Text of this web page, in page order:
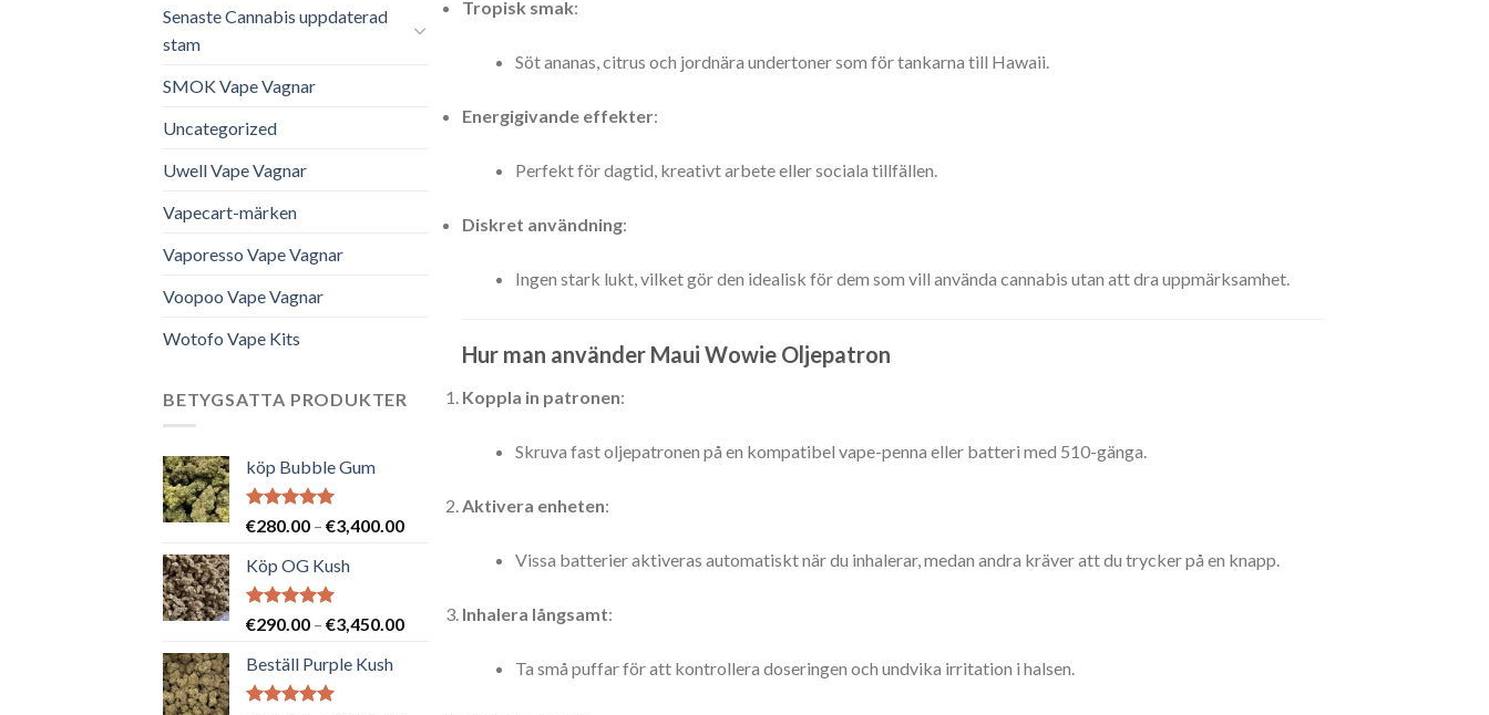
Senaste Cannabis uppdaterad
stam
SMOK Vape Vagnar
Uncategorized
Uwell Vape Vagnar
Vapecart-märken
Vaporesso Vape Vagnar
Voopoo Vape Vagnar
Wotofo Vape Kits
BETYGSATTA PRODUKTER
köp Bubble Gum
Betygsatt
€280.00 – €3,400.00Prisintervall:
Köp OG Kush
Betygsatt
€290.00 – €3,450.00Prisintervall:
Beställ Purple Kush
Tropisk smak:
Söt ananas, citrus och jordnära undertoner som för tankarna till Hawaii.
Energigivande effekter:
Perfekt för dagtid, kreativt arbete eller sociala tillfällen.
Diskret användning:
Ingen stark lukt, vilket gör den idealisk för dem som vill använda cannabis utan att dra uppmärksamhet.
Hur man använder Maui Wowie Oljepatron
Koppla in patronen:
Skruva fast oljepatronen på en kompatibel vape-penna eller batteri med 510-gänga.
Aktivera enheten:
Vissa batterier aktiveras automatiskt när du inhalerar, medan andra kräver att du trycker på en knapp.
Inhalera långsamt:
Ta små puffar för att kontrollera doseringen och undvika irritation i halsen.